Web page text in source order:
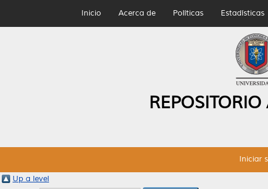
Inicio Acerca de Políticas Estadísticas
Iniciar
Up a level